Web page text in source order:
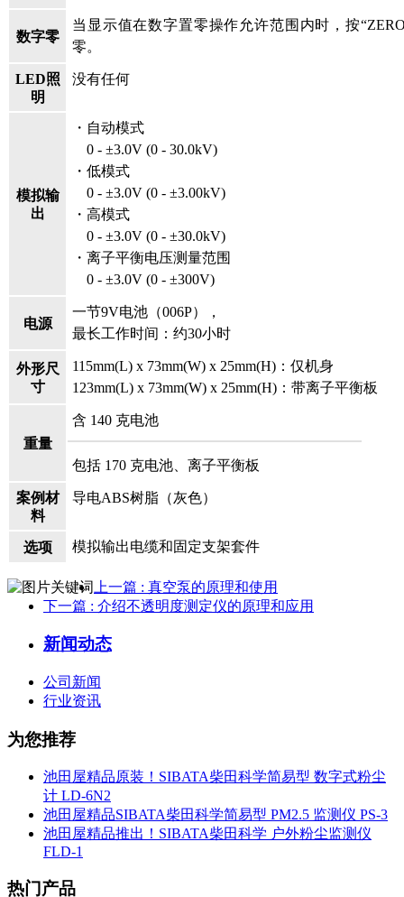
数字零
当显示值在数字置零操作允许范围内时，按
零。
LED照
明
没有任何
模拟输
出
・自动模式
0 - ±3.0V (0 - 30.0kV)
・低模式
0 - ±3.0V (0 - ±3.00kV)
・高模式
0 - ±3.0V (0 - ±30.0kV)
・离子平衡电压测量范围
0 - ±3.0V (0 - ±300V)
电源
一节9V电池（006P），
最长工作时间：约30小时
外形尺
寸
115mm(L) x 73mm(W) x 25mm(H)：仅机身
123mm(L) x 73mm(W) x 25mm(H)：带离子平衡板
重量
含 140 克电池
包括 170 克电池、离子平衡板
案例材
料
导电ABS树脂（灰色）
选项 模拟输出电缆和固定支架套件
上一篇 : 真空泵的原理和使用
下一篇 : 介绍不透明度测定仪的原理和应用
新闻动态
公司新闻
行业资讯
为您推荐
池田屋精品原装！SIBATA柴田科学简易型 数字式粉尘
计 LD-6N2
池田屋精品SIBATA柴田科学简易型 PM2.5 监测仪 PS-3
池田屋精品推出！SIBATA柴田科学 户外粉尘监测仪
FLD-1
热门产品